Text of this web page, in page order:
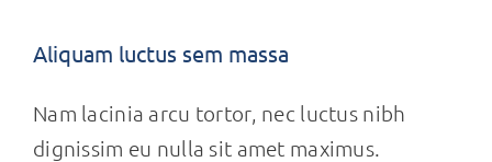
Aliquam luctus sem massa
Nam lacinia arcu tortor, nec luctus nibh
dignissim eu nulla sit amet maximus.